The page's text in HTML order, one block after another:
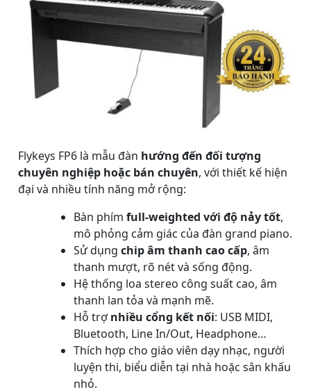
Flykeys FP6 là mẫu đàn hướng đến đối tượng
chuyên nghiệp hoặc bán chuyên, với thiết kế hiện
đại và nhiều tính năng mở rộng:
Bàn phím full-weighted với độ nảy tốt,
mô phỏng cảm giác của đàn grand piano.
Sử dụng chip âm thanh cao cấp, âm
thanh mượt, rõ nét và sống động.
Hệ thống loa stereo công suất cao, âm
thanh lan tỏa và mạnh mẽ.
Hỗ trợnhiều cổng kết nối: USB MIDI,
Bluetooth, Line In/Out, Headphone…
Thích hợp cho giáo viên dạy nhạc, người
luyện thi, biểu diễn tại nhà hoặc sân khấu
nhỏ.